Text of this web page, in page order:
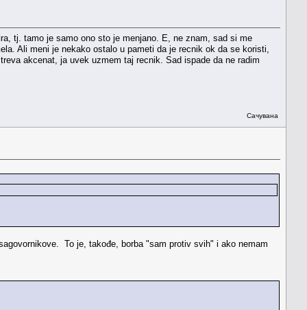
tj. tamo je samo ono sto je menjano. E, ne znam, sad si me
Ali meni je nekako ostalo u pameti da je recnik ok da se koristi,
akcenat, ja uvek uzmem taj recnik. Sad ispade da ne radim
Сачувана
To je, takođe, borba "sam protiv svih" i ako nemam